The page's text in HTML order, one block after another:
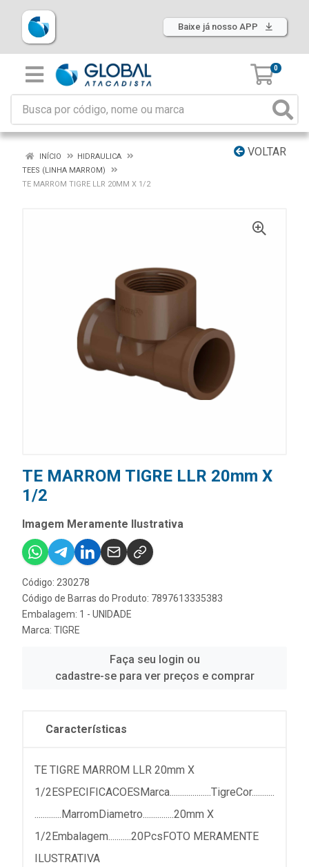
Baixe já nosso APP
0
VOLTAR
INÍCIO
HIDRAULICA
TEES (LINHA MARROM)
TE MARROM TIGRE LLR 20MM X 1/2
TE MARROM TIGRE LLR 20mm X
1/2
Imagem Meramente Ilustrativa
Código: 230278
Código de Barras do Produto: 7897613335383
Embalagem: 1 - UNIDADE
Marca: TIGRE
Faça seu login ou
cadastre-se para ver preços e comprar
Características
TE TIGRE MARROM LLR 20mm X
1/2ESPECIFICACOESMarca....................TigreCor...........
.............MarromDiametro...............20mm X
1/2Embalagem...........20PcsFOTO MERAMENTE
ILUSTRATIVA